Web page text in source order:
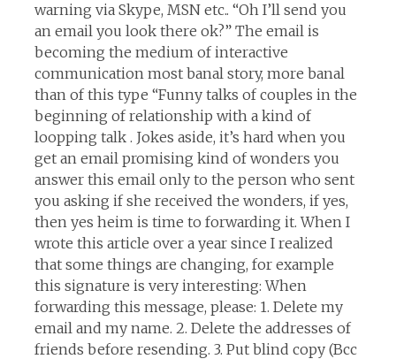
warning via Skype, MSN etc.. “Oh I’ll send you
an email you look there ok?” The email is
becoming the medium of interactive
communication most banal story, more banal
than of this type “Funny talks of couples in the
beginning of relationship with a kind of
loopping talk . Jokes aside, it’s hard when you
get an email promising kind of wonders you
answer this email only to the person who sent
you asking if she received the wonders, if yes,
then yes heim is time to forwarding it. When I
wrote this article over a year since I realized
that some things are changing, for example
this signature is very interesting: When
forwarding this message, please: 1. Delete my
email and my name. 2. Delete the addresses of
friends before resending. 3. Put blind copy (Bcc